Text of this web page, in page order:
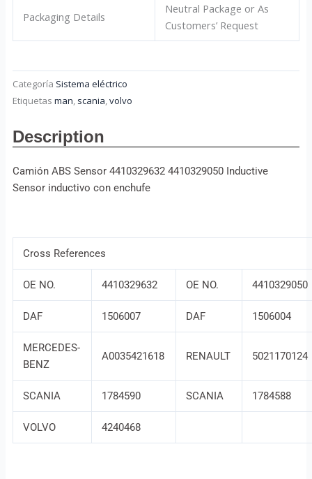
Packaging Details
Neutral Package or As
Customers’ Request
Categoría Sistema eléctrico
Etiquetas man, scania,volvo
Description
Camión ABS Sensor 4410329632 4410329050 Inductive
Sensor inductivo con enchufe
Cross References
OE NO. 4410329632 OE NO. 4410329050
DAF 1506007 DAF 1506004
MERCEDES-
BENZ
A0035421618 RENAULT 5021170124
SCANIA 1784590 SCANIA 1784588
VOLVO 4240468